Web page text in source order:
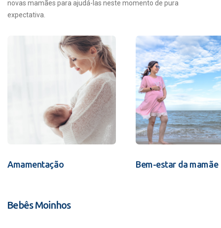
novas mamães para ajudá-las neste momento de pura
expectativa.
Amamentação Bem-estar da mamãe
Bebês Moinhos